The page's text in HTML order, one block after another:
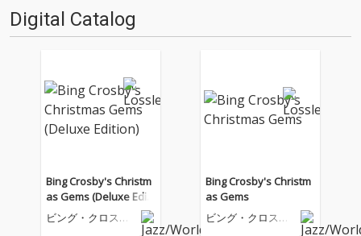
Digital Catalog
Bing Crosby's Christm
as Gems (Deluxe Editi
on)
ビング・クロスビ
Bing Crosby's Christm
as Gems
ビング・クロスビ